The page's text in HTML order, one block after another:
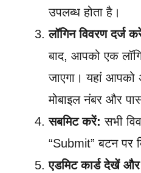
उपलब्ध होता है।
लॉगिन विवरण दर्ज
बाद, आपको एक
जाएगा। यहां आपको
मोबाइल नंबर और
सबमिट करें: सभी
“Submit” बटन पर
एडमिट कार्ड देखें